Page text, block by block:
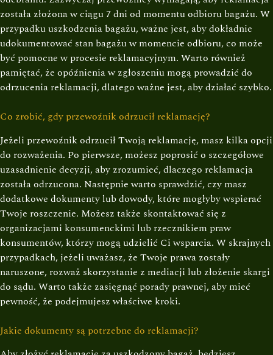
została złożona w ciągu 7 dni od momentu odbioru bagażu. W
przypadku uszkodzenia bagażu, ważne jest, aby dokładnie
udokumentować stan bagażu w momencie odbioru, co może
być pomocne w procesie reklamacyjnym. Warto również
pamiętać, że opóźnienia w zgłoszeniu mogą prowadzić do
odrzucenia reklamacji, dlatego ważne jest, aby działać szybko.
Co zrobić, gdy przewoźnik odrzucił reklamację?
Jeżeli przewoźnik odrzucił Twoją reklamację, masz kilka opcji
do rozważenia. Po pierwsze, możesz poprosić o szczegółowe
uzasadnienie decyzji, aby zrozumieć, dlaczego reklamacja
została odrzucona. Następnie warto sprawdzić, czy masz
dodatkowe dokumenty lub dowody, które mogłyby wspierać
Twoje roszczenie. Możesz także skontaktować się z
organizacjami konsumenckimi lub rzecznikiem praw
konsumentów, którzy mogą udzielić Ci wsparcia. W skrajnych
przypadkach, jeżeli uważasz, że Twoje prawa zostały
naruszone, rozważ skorzystanie z mediacji lub złożenie skargi
do sądu. Warto także zasięgnąć porady prawnej, aby mieć
pewność, że podejmujesz właściwe kroki.
Jakie dokumenty są potrzebne do reklamacji?